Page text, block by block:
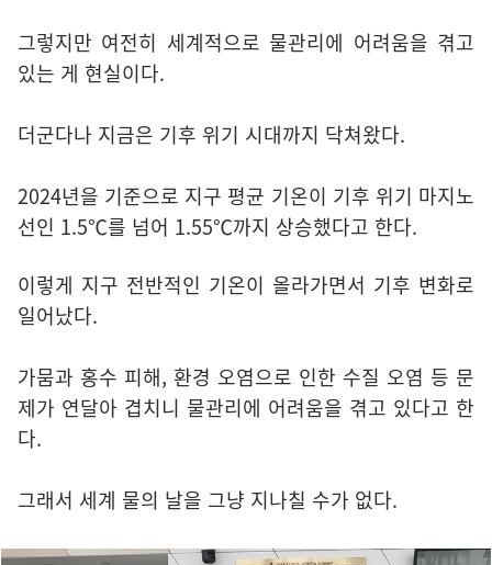
그렇지만 여전히 세계적으로 물관리에 어려움을 겪고
있는 게 현실이다.
더군다나 지금은 기후 위기 시대까지 닥쳐왔다.
2024년을 기준으로 지구 평균 기온이 기후 위기 마지노
선인 1.5℃를 넘어 1.55℃까지 상승했다고 한다.
이렇게 지구 전반적인 기온이 올라가면서 기후 변화로
일어났다.
가뭄과 홍수 피해, 환경 오염으로 인한 수질 오염 등 문
제가 연달아 겹치니 물관리에 어려움을 겪고 있다고 한
다.
그래서 세계 물의 날을 그냥 지나칠 수가 없다.